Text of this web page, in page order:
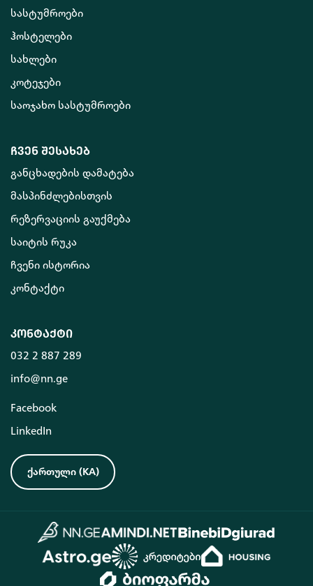
სასტუმროები
ჰოსტელები
სახლები
კოტეჯები
საოჯახო სასტუმროები
ჩვენ შესახებ
განცხადების დამატება
მასპინძლებისთვის
რეზერვაციის გაუქმება
საიტის რუკა
ჩვენი ისტორია
კონტაქტი
კონტაქტი
032 2 887 289
info@nn.ge
Facebook
LinkedIn
ქართული (KA)